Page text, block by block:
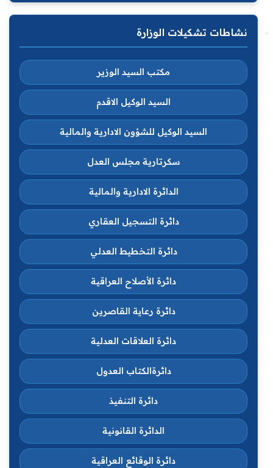
نشاطات تشكيلات الوزارة
مكتب السيد الوزير
السيد الوكيل الاقدم
السيد الوكيل للشؤون الادارية والمالية
سكرتارية مجلس العدل
الدائرة الادارية والمالية
دائرة التسجيل العقاري
دائرة التخطيط العدلي
دائرة الأصلاح العراقية
دائرة رعاية القاصرين
دائرة العلاقات العدلية
دائرةالكتاب العدول
دائرة التنفيذ
الدائرة القانونية
دائرة الوقائع العراقية